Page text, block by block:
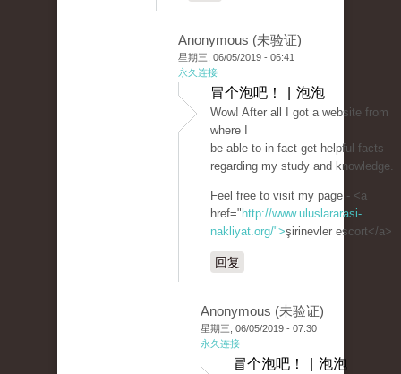
Anonymous (未验证)
星期三, 06/05/2019 - 06:41
永久连接
冒个泡吧！ | 泡泡
Wow! After all I got a website from
where I
be able to in fact get helpful facts
regarding my study and knowledge.
Feel free to visit my page - <a
href=" http://www.uluslararasi-
nakliyat.org/">şirinevler escort</a>
回复
Anonymous (未验证)
星期三, 06/05/2019 - 07:30
永久连接
冒个泡吧！ | 泡泡